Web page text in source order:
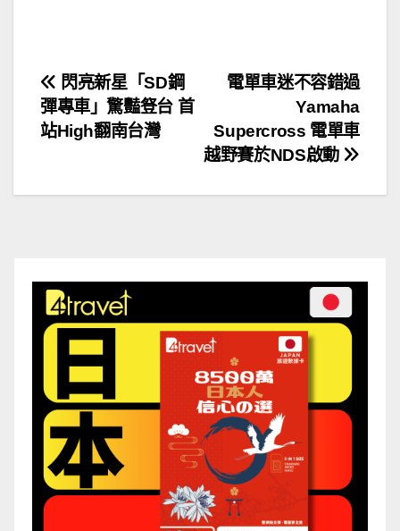
文
章
覽
電單車迷不容錯過
Yamaha
Supercross 電單車
越野賽於NDS啟動
閃亮新星「SD鋼
彈專車」驚豔豋台 首
站High翻南台灣